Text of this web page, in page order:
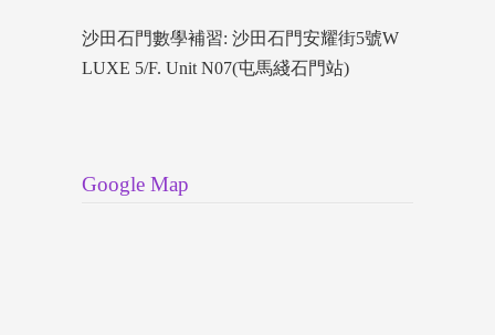
沙田石門數學補習: 沙田石門安耀街5號W
LUXE 5/F. Unit N07(屯馬綫石門站)
Google Map